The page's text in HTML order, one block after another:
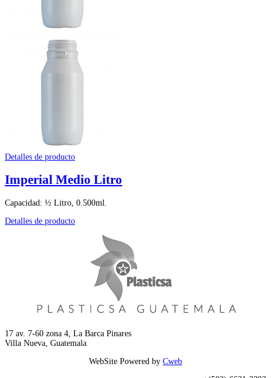
Detalles de producto
Imperial Medio Litro
Capacidad: ½ Litro, 0.500ml.
Detalles de producto
17 av. 7-60 zona 4, La Barca Pinares
Villa Nueva, Guatemala
WebSite Powered by Cweb